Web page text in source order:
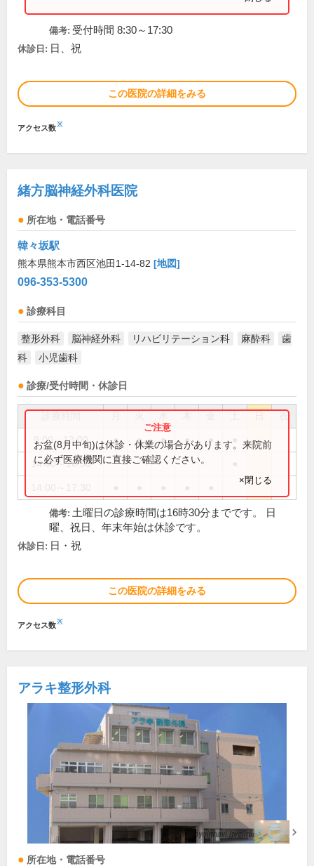
備考: 受付時間 8:30～17:30
休診日: 日、祝
この医院の詳細をみる
アクセス数※
緒方脳神経外科医院
所在地・電話番号
韓々坂駅
熊本県熊本市西区池田1-14-82 [地図]
096-353-5300
診療科目
整形外科 脳神経外科 リハビリテーション科 麻酔科
歯
科
小児歯科
診療/受付時間・休診日
祝
9:00～13:00 ● ● ● ● ●
14:00～16:30
お盆(8月中旬)は休診・休業の場合があります。来院前
に必ず医療機関に直接ご確認ください。
×閉じる
備考: 土曜日の診療時間は16時30分までです。 日
曜、祝日、年末年始は休診です。
休診日: 日・祝
この医院の詳細をみる
アクセス数※
アラキ整形外科
所在地・電話番号